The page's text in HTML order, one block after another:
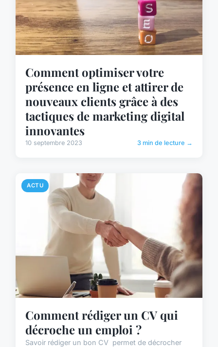
Comment optimiser votre
présence en ligne et attirer de
nouveaux clients grâce à des
tactiques de marketing digital
innovantes
10 septembre 2023 3 min de lecture →
ACTU
Comment rédiger un CV qui
décroche un emploi ?
Savoir rédiger un bon CV permet de décrocher